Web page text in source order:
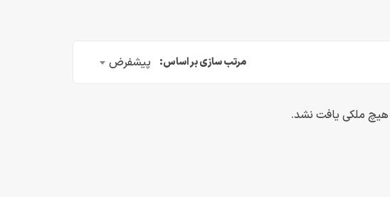
مرتب سازی بر اساس: پیشفرض
هیچ ملکی یافت نشد.